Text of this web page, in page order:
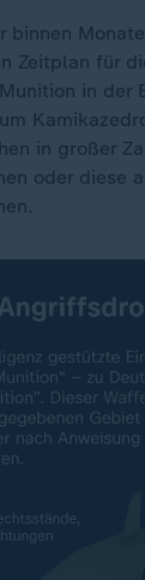
binnen
Zeitplan für
in der
in großer
oder diese